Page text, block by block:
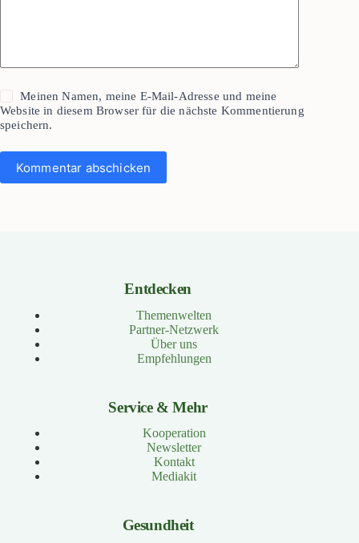
Meinen Namen, meine E-Mail-Adresse und meine
Website in diesem Browser für die nächste Kommentierung
speichern.
Kommentar abschicken
Entdecken
Themenwelten
Partner-Netzwerk
Über uns
Empfehlungen
Service & Mehr
Kooperation
Newsletter
Kontakt
Mediakit
Gesundheit